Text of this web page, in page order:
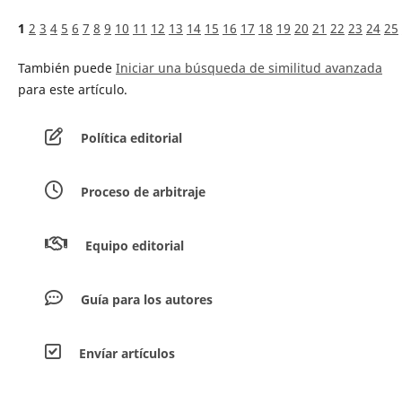
1 2 3 4 5 6 7 8 9 10 11 12 13 14 15 16 17 18 19 20 21 22 23 24 25
También puede Iniciar una búsqueda de similitud avanzada
para este artículo.
Política editorial
Proceso de arbitraje
Equipo editorial
Guía para los autores
Envíar artículos